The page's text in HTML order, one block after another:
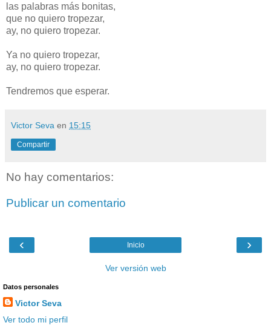
las palabras más bonitas,
que no quiero tropezar,
ay, no quiero tropezar.
Ya no quiero tropezar,
ay, no quiero tropezar.
Tendremos que esperar.
Victor Seva en 15:15
Compartir
No hay comentarios:
Publicar un comentario
‹ ›
Inicio
Ver versión web
Datos personales
Victor Seva
Ver todo mi perfil